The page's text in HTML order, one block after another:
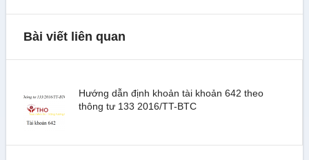
Bài viết liên quan
Hướng dẫn định khoản tài khoản 642 theo
thông tư 133 2016/TT-BTC